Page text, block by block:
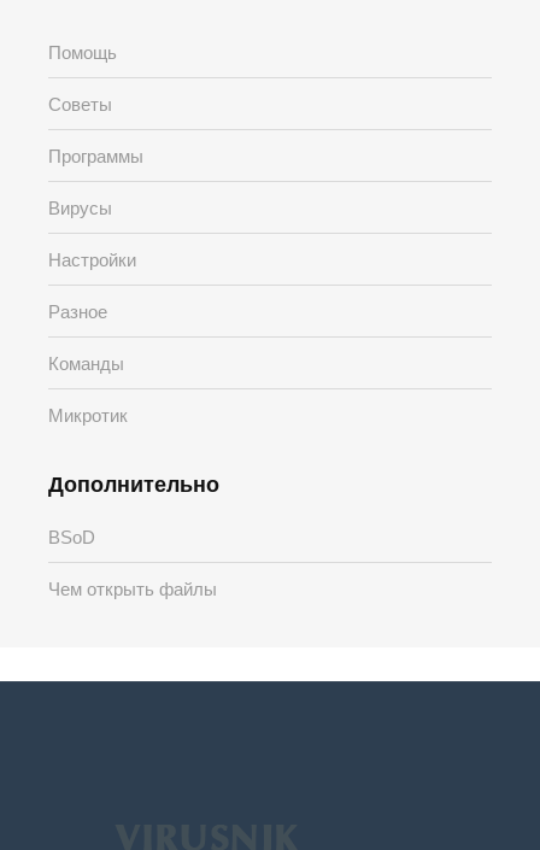
Помощь
Советы
Программы
Вирусы
Настройки
Разное
Команды
Микротик
Дополнительно
BSoD
Чем открыть файлы